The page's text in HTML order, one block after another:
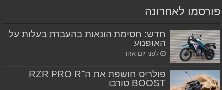
פורסמו לאחרונה
חדש: חסימת הונאות בהעברת בעלות על
האופנוע
לפני יום אחד
פולריס חושפת את ה־RZR PRO R
BOOST טורבו